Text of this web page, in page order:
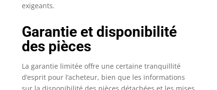
exigeants.
Garantie et disponibilité
des pièces
La garantie limitée offre une certaine tranquillité
d’esprit pour l’acheteur, bien que les informations
sur la disponibilité des pièces détachées et les mises